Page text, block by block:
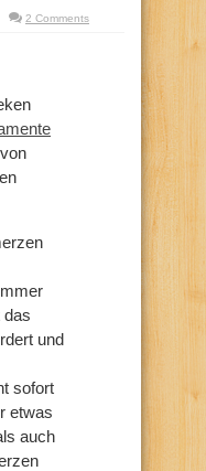
2 Comments
das
und
sofort
etwas
auch